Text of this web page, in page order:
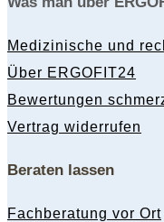
Medizinische und
Über ERGOFIT24
Bewertungen
Vertrag widerrufen
Beraten lassen
Fachberatung vor Ort